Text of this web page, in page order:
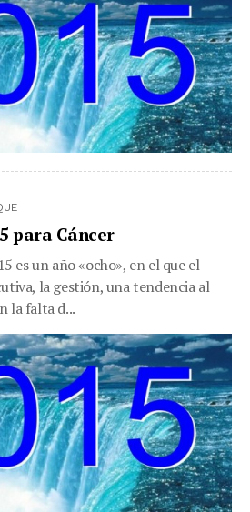
para Cáncer
es un año «ocho», en el que el
la gestión, una tendencia al
la falta d...